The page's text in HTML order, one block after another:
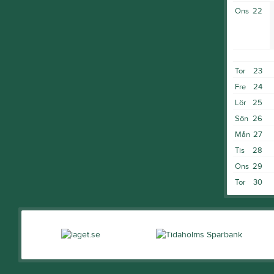
22
Ons
23
Tor
24
Fre
25
Lör
26
Sön
27
Mån
28
Tis
29
Ons
30
Tor